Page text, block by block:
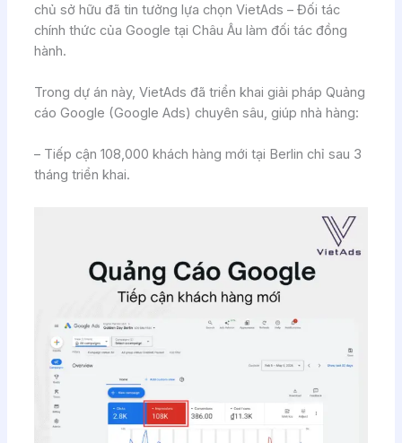
chủ sở hữu đã tin tưởng lựa chọn VietAds – Đối tác
chính thức của Google tại Châu Âu làm đối tác đồng
hành.
Trong dự án này, VietAds đã triển khai giải pháp Quảng
cáo Google (Google Ads) chuyên sâu, giúp nhà hàng:
– Tiếp cận 108,000 khách hàng mới tại Berlin chỉ sau 3
tháng triển khai.